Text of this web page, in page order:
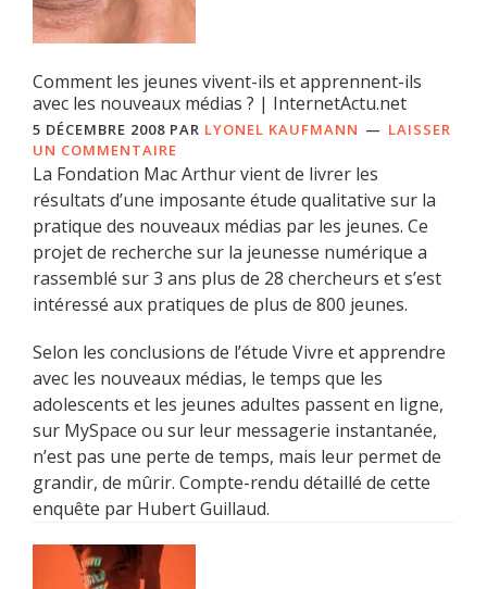
Comment les jeunes vivent-ils et apprennent-ils
avec les nouveaux médias ? | InternetActu.net
5 DÉCEMBRE 2008 PAR LYONEL KAUFMANN
LAISSER
UN COMMENTAIRE
La Fondation Mac Arthur vient de livrer les
résultats d’une imposante étude qualitative sur la
pratique des nouveaux médias par les jeunes. Ce
projet de recherche sur la jeunesse numérique a
rassemblé sur 3 ans plus de 28 chercheurs et s’est
intéressé aux pratiques de plus de 800 jeunes.
Selon les conclusions de l’étude Vivre et apprendre
avec les nouveaux médias, le temps que les
adolescents et les jeunes adultes passent en ligne,
sur MySpace ou sur leur messagerie instantanée,
n’est pas une perte de temps, mais leur permet de
grandir, de mûrir. Compte-rendu détaillé de cette
enquête par Hubert Guillaud.